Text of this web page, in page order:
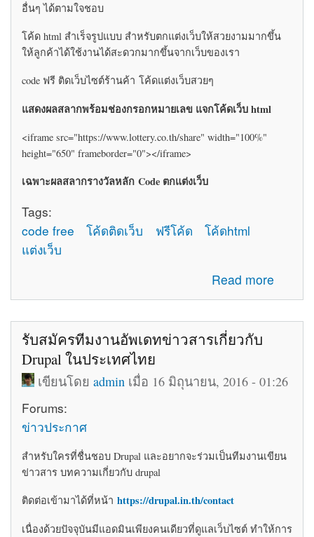
อื่นๆ ได้ตามใจชอบ
โค้ด html สำเร็จรูปแบบ สำหรับตกแต่งเว็บให้สวยงามมากขึ้น
ให้ลูกค้าได้ใช้งานได้สะดวกมากขึ้นจากเว็บของเรา
code ฟรี ติดเว็บไซต์ร้านค้า โค้ดแต่งเว็บสวยๆ
แสดงผลสลากพร้อมช่องกรอกหมายเลข แจกโค้ดเว็บ html
<iframe src="https://www.lottery.co.th/share" width="100%"
height="650" frameborder="0"></iframe>
เฉพาะผลสลากรางวัลหลัก Code ตกแต่งเว็บ
Tags:
code free
โค้ดติดเว็บ ฟรีโค้ด
โค้ดhtml
แต่งเว็บ
Read more
about โค้ดติดเว็บฟรี html โค้ดแต่งเว็บไซต์ blogger ร้านค้า
ให้สวยงาม
รับสมัครทีมงานอัพเดทข่าวสารเกี่ยวกับ
Drupal ในประเทศไทย
เขียนโดยadmin เมื่อ 16 มิถุนายน, 2016 - 01:26
Forums:
ข่าวประกาศ
สำหรับใครที่ชื่นชอบ Drupal และอยากจะร่วมเป็นทีมงานเขียน
ข่าวสาร บทความเกี่ยวกับ drupal
ติดต่อเข้ามาได้ที่หน้า https://drupal.in.th/contact
เนื่องด้วยปัจจุบันมีแอดมินเพียงคนเดียวที่ดูแลเว็บไซต์ ทำให้การ